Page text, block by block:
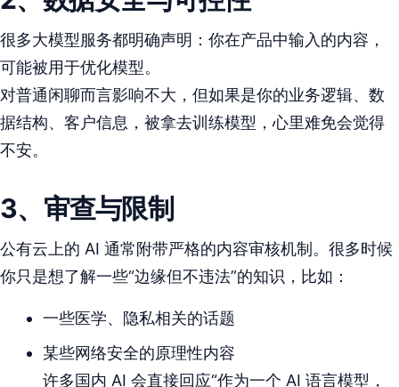
很多大模型服务都明确声明：你在产品中输入的内容，
可能被用于优化模型。
对普通闲聊而言影响不大，但如果是你的业务逻辑、数
据结构、客户信息，被拿去训练模型，心里难免会觉得
不安。
3、 审查与限制
公有云上的 AI 通常附带严格的内容审核机制。很多时候
你只是想了解一些“边缘但不违法”的知识，比如：
一些医学、隐私相关的话题
某些网络安全的原理性内容
许多国内 AI 会直接回应“作为一个 AI 语言模型，